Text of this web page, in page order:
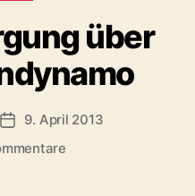
über
B 9. April 2013
z